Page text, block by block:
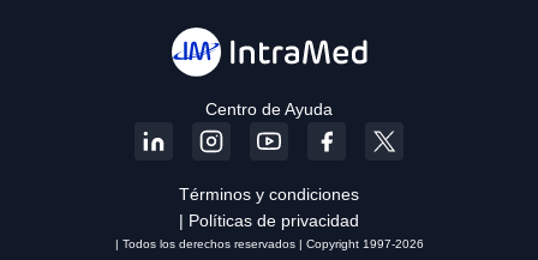
Centro de Ayuda
Términos y condiciones
| Políticas de privacidad
| Todos los derechos reservados | Copyright 1997-2026